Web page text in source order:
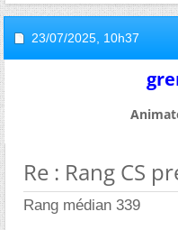
23/07/2025, 10h37
Re : Rang CS
Rang médian 339